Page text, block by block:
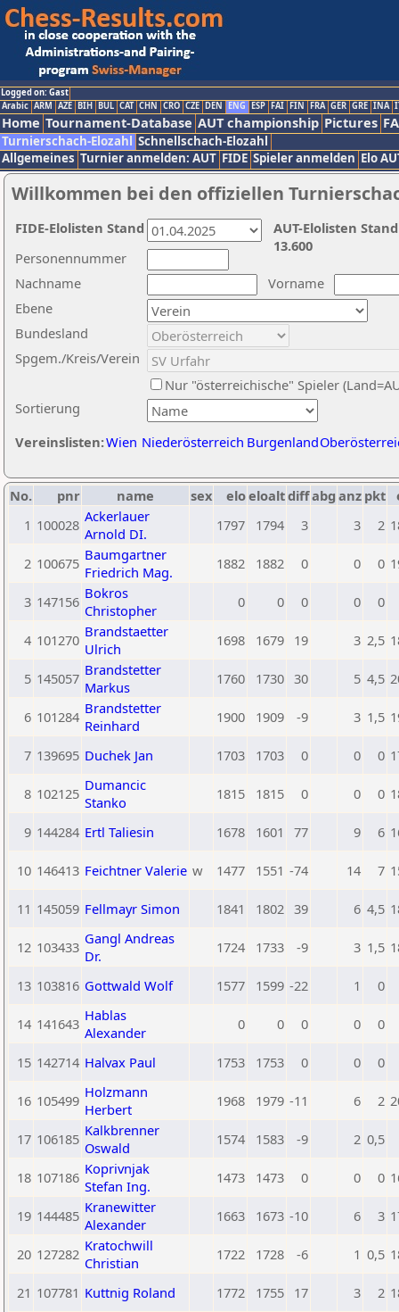
Logged on: Gast
Arabic ARM AZE BIH BUL CAT CHN CRO CZE DEN ENG ESP FAI FIN FRA GER GRE INA
Home Tournament-Database AUT championship Pictures
Turnierschach-Elozahl Schnellschach-Elozahl
Allgemeines Turnier anmelden: AUT FIDE Spieler anmelden Elo
Willkommen bei den offiziellen
Nachname
Vorname
Ebene
Sortierung
Personennummer
Bundesland
Spgem./Kreis/Verein
Nur "österreichische" Spieler
Vereinslisten:Wien Niederösterreich Burgenland
AUT-Elolisten
13.600
FIDE-Elolisten Stand
No. pnr name sex eloeloaltdiffabg anz pkt
1 100028 Ackerlauer
Arnold DI.
1797 1794 3 3 2
2 100675 Baumgartner
Friedrich Mag.
1882 1882 0 0 0
3 147156 Bokros
Christopher
0 0 0 0 0
4 101270 Brandstaetter
Ulrich
1698 1679 19 3 2,5
5 145057 Brandstetter
Markus
1760 1730 30 5 4,5
6 101284 Brandstetter
Reinhard
1900 1909 -9 3 1,5
7 139695 Duchek Jan 1703 1703 0 0 0
8 102125 Dumancic
Stanko
1815 1815 0 0 0
9 144284 Ertl Taliesin 1678 1601 77 9 6
10 146413 Feichtner Valerie w 1477 1551 -74 14 7
11 145059 Fellmayr Simon 1841 1802 39 6 4,5
12 103433 Gangl Andreas
Dr.
1724 1733 -9 3 1,5
13 103816 Gottwald Wolf 1577 1599 -22 1 0
14 141643 Hablas
Alexander
0 0 0 0 0
15 142714 Halvax Paul 1753 1753 0 0 0
16 105499 Holzmann
Herbert
1968 1979 -11 6 2
17 106185 Kalkbrenner
Oswald
1574 1583 -9 2 0,5
18 107186 Koprivnjak
Stefan Ing.
1473 1473 0 0 0
19 144485 Kranewitter
Alexander
1663 1673 -10 6 3
20 127282 Kratochwill
Christian
1722 1728 -6 1 0,5
21 107781 Kuttnig Roland 1772 1755 17 3 2